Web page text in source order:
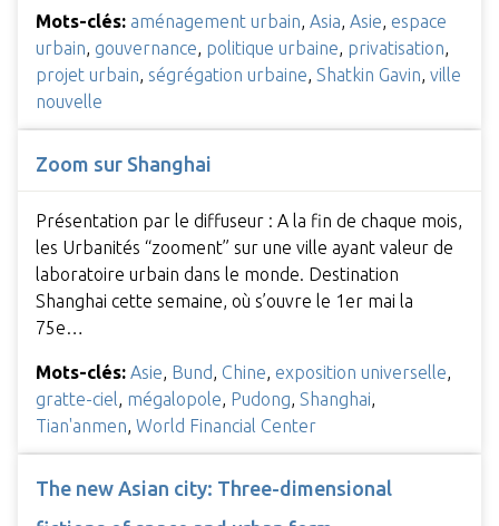
Mots-clés: aménagement urbain Asia Asie espace
urbain gouvernance politique urbaine privatisation
projet urbain ségrégation urbaine Shatkin Gavin ville
nouvelle
Zoom sur Shanghai
Présentation par le diffuseur : A la fin de chaque mois,
les Urbanités “zooment” sur une ville ayant valeur de
laboratoire urbain dans le monde. Destination
Shanghai cette semaine, où s’ouvre le 1er mai la
75e…
Mots-clés: Asie, Bund, Chine, exposition universelle,
gratte-ciel, mégalopole, Pudong, Shanghai,
Tian'anmen, World Financial Center
The new Asian city: Three-dimensional